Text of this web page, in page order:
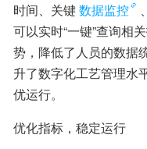
时间、关键数据监控
可以实时“一键”查询相
势，降低了人员的数据
升了数字化工艺管理水
优运行。
优化指标，稳定运行